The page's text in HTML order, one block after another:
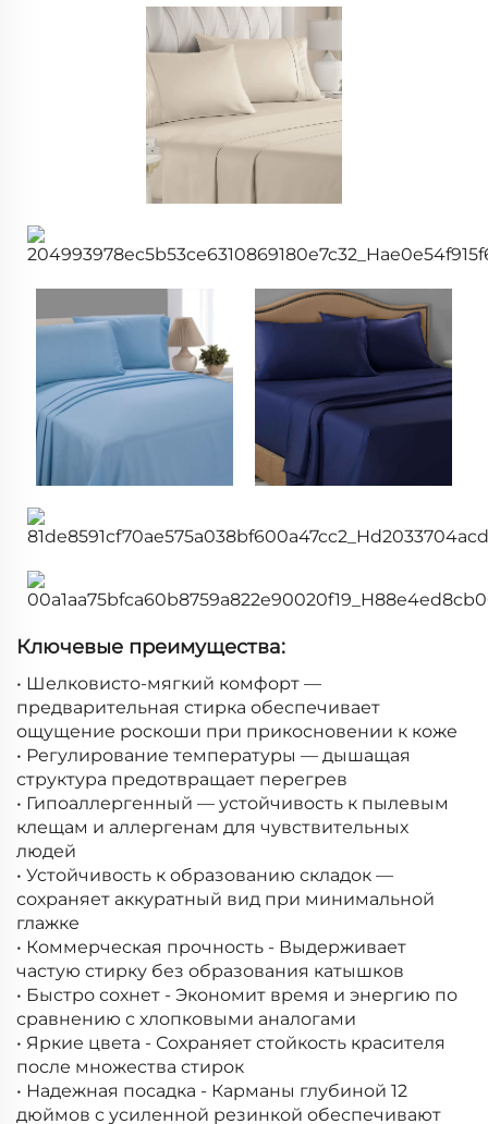
Ключевые преимущества:
• Шелковисто-мягкий комфорт —
предварительная стирка обеспечивает
ощущение роскоши при прикосновении к коже
• Регулирование температуры — дышащая
структура предотвращает перегрев
• Гипоаллергенный — устойчивость к пылевым
клещам и аллергенам для чувствительных
людей
• Устойчивость к образованию складок —
сохраняет аккуратный вид при минимальной
глажке
• Коммерческая прочность - Выдерживает
частую стирку без образования катышков
• Быстро сохнет - Экономит время и энергию по
сравнению с хлопковыми аналогами
• Яркие цвета - Сохраняет стойкость красителя
после множества стирок
• Надежная посадка - Карманы глубиной 12
дюймов с усиленной резинкой обеспечивают